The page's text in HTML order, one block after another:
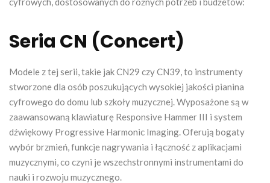
Seria CN (Concert)
Modele z tej serii, takie jak CN29 czy CN39, to instrumenty
stworzone dla osób poszukujących wysokiej jakości pianina
cyfrowego do domu lub szkoły muzycznej. Wyposażone są w
zaawansowaną klawiaturę Responsive Hammer III i system
dźwiękowy Progressive Harmonic Imaging. Oferują bogaty
wybór brzmień, funkcje nagrywania i łączność z aplikacjami
muzycznymi, co czyni je wszechstronnymi instrumentami do
nauki i rozwoju muzycznego.